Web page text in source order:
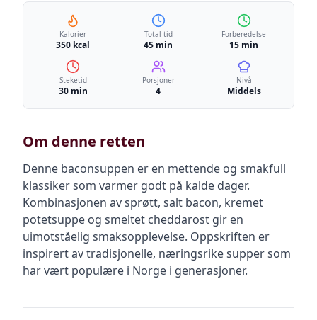
Kalorier
350 kcal
Total tid
45 min
Forberedelse
15 min
Steketid
30 min
Porsjoner
4
Nivå
Middels
Om denne retten
Denne baconsuppen er en mettende og smakfull
klassiker som varmer godt på kalde dager.
Kombinasjonen av sprøtt, salt bacon, kremet
potetsuppe og smeltet cheddarost gir en
uimotståelig smaksopplevelse. Oppskriften er
inspirert av tradisjonelle, næringsrike supper som
har vært populære i Norge i generasjoner.